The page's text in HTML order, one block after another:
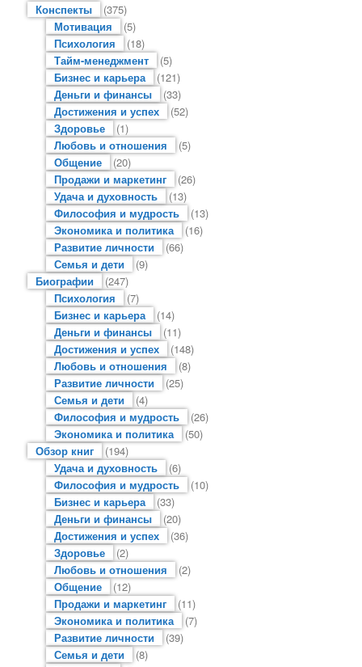
Конспекты
(375)
Мотивация
(5)
Психология
(18)
Тайм-менеджмент
(5)
Бизнес и карьера
(121)
Деньги и финансы
(33)
Достижения и успех
(52)
Здоровье
(1)
Любовь и отношения
(5)
Общение
(20)
Продажи и маркетинг
(26)
Удача и духовность
(13)
Философия и мудрость
(13)
Экономика и политика
(16)
Развитие личности
(66)
Семья и дети
(9)
Биографии
(247)
Психология
(7)
Бизнес и карьера
(14)
Деньги и финансы
(11)
Достижения и успех
(148)
Любовь и отношения
(8)
Развитие личности
(25)
Семья и дети
(4)
Философия и мудрость
(26)
Экономика и политика
(50)
Обзор книг
(194)
Удача и духовность
(6)
Философия и мудрость
(10)
Бизнес и карьера
(33)
Деньги и финансы
(20)
Достижения и успех
(36)
Здоровье
(2)
Любовь и отношения
(2)
Общение
(12)
Продажи и маркетинг
(11)
Экономика и политика
(7)
Развитие личности
(39)
Семья и дети
(8)